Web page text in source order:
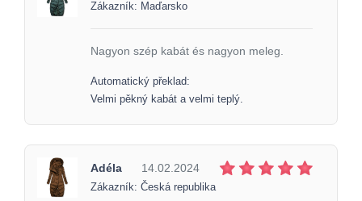
Zákazník: Maďarsko
Nagyon szép kabát és nagyon meleg.
Automatický překlad:
Velmi pěkný kabát a velmi teplý.
Adéla 14.02.2024
Zákazník: Česká republika